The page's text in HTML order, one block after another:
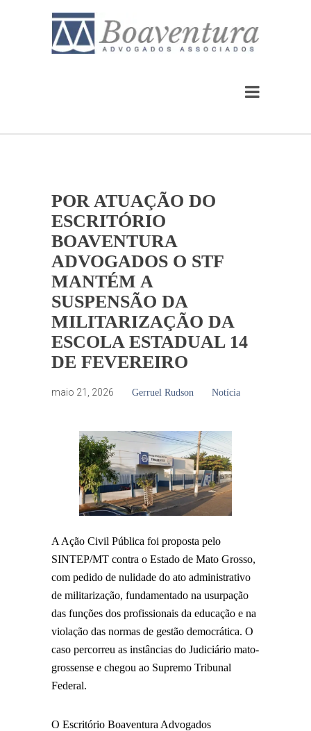
POR ATUAÇÃO DO
ESCRITÓRIO
BOAVENTURA
ADVOGADOS O STF
MANTÉM A
SUSPENSÃO DA
MILITARIZAÇÃO DA
ESCOLA ESTADUAL 14
DE FEVEREIRO
maio 21, 2026 Gerruel Rudson Notícia
A Ação Civil Pública foi proposta pelo
SINTEP/MT contra o Estado de Mato Grosso,
com pedido de nulidade do ato administrativo
de militarização, fundamentado na usurpação
das funções dos profissionais da educação e na
violação das normas de gestão democrática. O
caso percorreu as instâncias do Judiciário mato-
grossense e chegou ao Supremo Tribunal
Federal.
O Escritório Boaventura Advogados